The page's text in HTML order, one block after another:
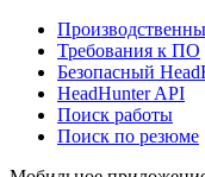
Требования к ПО
Безопасный
HeadHunter API
Поиск работы
Поиск по резюме